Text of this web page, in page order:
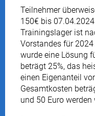
Teilnehmer
150€ bis
Trainingslager ist
Vorstandes für
wurde eine Lösung
beträgt 25%, das
einen Eigenanteil
Gesamtkosten
und 50 Euro